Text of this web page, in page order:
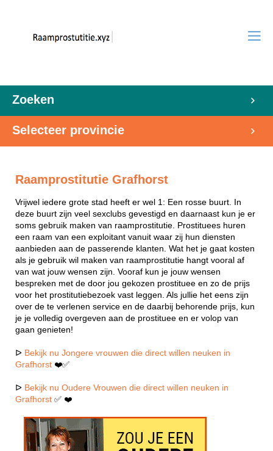
Zoeken
Selecteer provincie
Raamprostitutie Grafhorst
Vrijwel iedere grote stad heeft er wel 1: Een rosse buurt. In
deze buurt zijn veel sexclubs gevestigd en daarnaast kun je er
soms gebruik maken van raamprostitutie. Prostituees huren
een raam van een exploitant vanuit waar zij hun diensten
aanbieden aan de passerende klanten. Wat het je gaat kosten
als je gebruik wil maken van raamprostitutie hangt vooral af
van wat jouw wensen zijn. Vooraf kun je jouw wensen
bespreken met de door jou gekozen prostituee en zo de prijs
voor het prostitutiebezoek vast leggen. Als jullie het eens zijn
over de te verlenen service en de daarbij behorende prijs, kun
je je volledig overgeven aan de prostituee en er volop van
gaan genieten!
ᐅ Bekijk nu Jongere vrouwen die direct willen neuken in
Grafhorst ❤️✅
ᐅ Bekijk nu Oudere Vrouwen die direct willen neuken in
Grafhorst ✅ ❤️